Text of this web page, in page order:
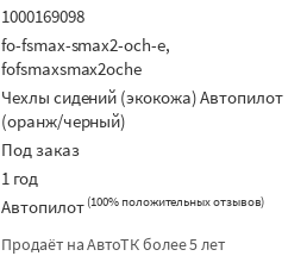
1000169098
fo-fsmax-smax2-och-e,
fofsmaxsmax2oche
Чехлы сидений (экокожа) Автопилот
(оранж/черный)
Под заказ
1 год
Автопилот (100% положительных отзывов)
Продаёт на АвтоТК более 5 лет